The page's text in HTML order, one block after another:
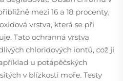
mezi 16 a 18 procenty,
vrstva, která se při
Tato ochranná vrstva
chloridových iontů, což ji
u potápěčských
v blízkosti moře. Testy